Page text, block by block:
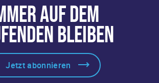
AUF DEM
BLEIBEN
Jetzt abonnieren